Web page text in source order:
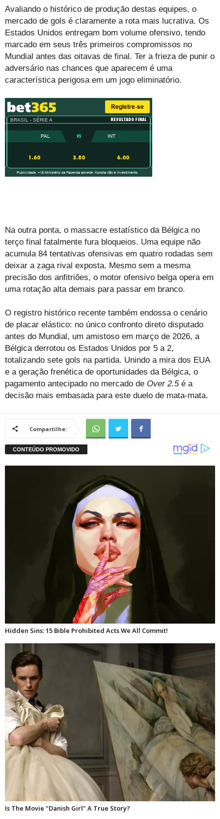
Avaliando o histórico de produção destas equipes, o
mercado de gols é claramente a rota mais lucrativa. Os
Estados Unidos entregam bom volume ofensivo, tendo
marcado em seus três primeiros compromissos no
Mundial antes das oitavas de final. Ter a frieza de punir o
adversário nas chances que aparecem é uma
característica perigosa em um jogo eliminatório.
Na outra ponta, o massacre estatístico da Bélgica no
terço final fatalmente fura bloqueios. Uma equipe não
acumula 84 tentativas ofensivas em quatro rodadas sem
deixar a zaga rival exposta. Mesmo sem a mesma
precisão dos anfitriões, o motor ofensivo belga opera em
uma rotação alta demais para passar em branco.
O registro histórico recente também endossa o cenário
de placar elástico: no único confronto direto disputado
antes do Mundial, um amistoso em março de 2026, a
Bélgica derrotou os Estados Unidos por 5 a 2,
totalizando sete gols na partida. Unindo a mira dos EUA
e a geração frenética de oportunidades da Bélgica, o
pagamento antecipado no mercado de Over 2.5é a
decisão mais embasada para este duelo de mata-mata.
Compartilhe: